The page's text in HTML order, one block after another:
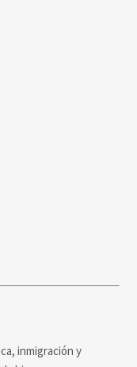
inmigración y